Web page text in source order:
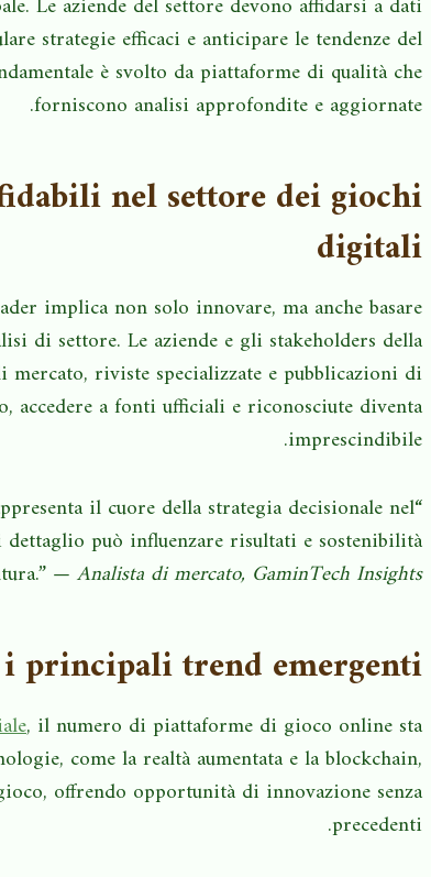
strategie efficaci e anticipare le tendenze del
è svolto da piattaforme di qualità che
forniscono analisi approfondite e aggiornate.
nel settore dei giochi
digitali
implica non solo innovare, ma anche basare
di settore. Le aziende e gli stakeholders della
riviste specializzate e pubblicazioni di
accedere a fonti ufficiali e riconosciute diventa
imprescindibile.
il cuore della strategia decisionale nel
può influenzare risultati e sostenibilità
— Analista di mercato, GaminTech Insights
i principali trend emergenti
, il numero di piattaforme di gioco online sta
come la realtà aumentata e la blockchain,
offrendo opportunità di innovazione senza
precedenti.